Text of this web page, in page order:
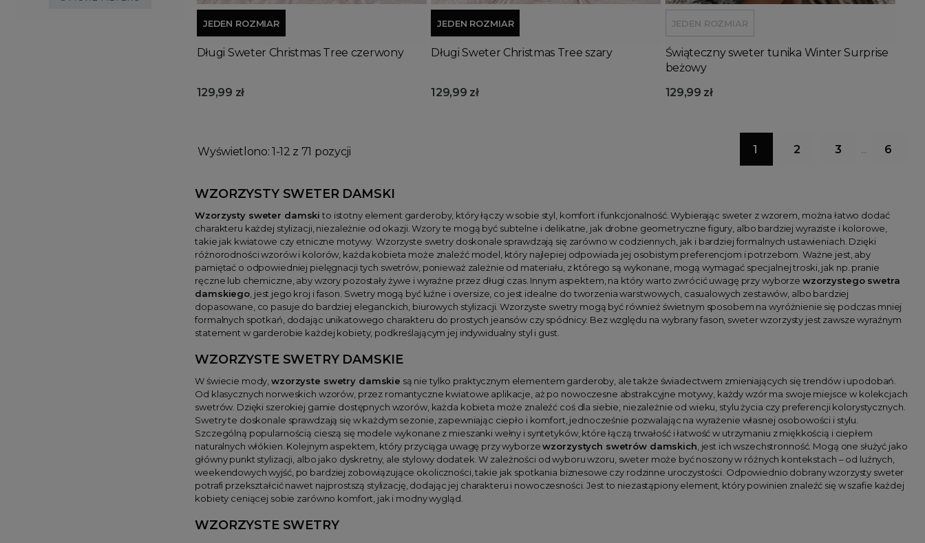
JEDEN ROZMIAR
Długi Sweter Christmas Tree czerwony
129,99 zł
JEDEN ROZMIAR
Długi Sweter Christmas Tree szary
129,99 zł
JEDEN ROZMIAR
Świąteczny sweter tunika Winter Surprise
beżowy
129,99 zł
Wyświetlono: 1-12 z 71 pozycji 1 2 3 … 6
WZORZYSTY SWETER DAMSKI
Wzorzysty sweter damski to istotny element garderoby, który łączy w sobie styl, komfort i funkcjonalność. Wybierając sweter z wzorem, można łatwo dodać
charakteru każdej stylizacji, niezależnie od okazji. Wzory te mogą być subtelne i delikatne, jak drobne geometryczne figury, albo bardziej wyraziste i kolorowe,
takie jak kwiatowe czy etniczne motywy. Wzorzyste swetry doskonale sprawdzają się zarówno w codziennych, jak i bardziej formalnych ustawieniach. Dzięki
różnorodności wzorów i kolorów, każda kobieta może znaleźć model, który najlepiej odpowiada jej osobistym preferencjom i potrzebom. Ważne jest, aby
pamiętać o odpowiedniej pielęgnacji tych swetrów, ponieważ zależnie od materiału, z którego są wykonane, mogą wymagać specjalnej troski, jak np. pranie
ręczne lub chemiczne, aby wzory pozostały żywe i wyraźne przez długi czas. Innym aspektem, na który warto zwrócić uwagę przy wyborze wzorzystego swetra
damskiego, jest jego kroj i fason. Swetry mogą być luźne i oversize, co jest idealne do tworzenia warstwowych, casualowych zestawów, albo bardziej
dopasowane, co pasuje do bardziej eleganckich, biurowych stylizacji. Wzorzyste swetry mogą być również świetnym sposobem na wyróżnienie się podczas mniej
formalnych spotkań, dodając unikatowego charakteru do prostych jeansów czy spódnicy. Bez względu na wybrany fason, sweter wzorzysty jest zawsze wyraźnym
statement w garderobie każdej kobiety, podkreślającym jej indywidualny styl i gust.
WZORZYSTE SWETRY DAMSKIE
W świecie mody,wzorzyste swetry damskie są nie tylko praktycznym elementem garderoby, ale także świadectwem zmieniających się trendów i upodobań.
Od klasycznych norweskich wzorów, przez romantyczne kwiatowe aplikacje, aż po nowoczesne abstrakcyjne motywy, każdy wzór ma swoje miejsce w kolekcjach
swetrów. Dzięki szerokiej gamie dostępnych wzorów, każda kobieta może znaleźć coś dla siebie, niezależnie od wieku, stylu życia czy preferencji kolorystycznych.
Swetry te doskonale sprawdzają się w każdym sezonie, zapewniając ciepło i komfort, jednocześnie pozwalając na wyrażenie własnej osobowości i stylu.
Szczególną popularnością cieszą się modele wykonane z mieszanki wełny i syntetyków, które łączą trwałość i łatwość w utrzymaniu z miękkością i ciepłem
naturalnych włókien. Kolejnym aspektem, który przyciąga uwagę przy wyborzewzorzystych swetrów damskich, jest ich wszechstronność. Mogą one służyć jako
główny punkt stylizacji, albo jako dyskretny, ale stylowy dodatek. W zależności od wyboru wzoru, sweter może być noszony w różnych kontekstach – od luźnych,
weekendowych wyjść, po bardziej zobowiązujące okoliczności, takie jak spotkania biznesowe czy rodzinne uroczystości. Odpowiednio dobrany wzorzysty sweter
potrafi przekształcić nawet najprostszą stylizację, dodając jej charakteru i nowoczesności. Jest to niezastąpiony element, który powinien znaleźć się w szafie każdej
kobiety ceniącej sobie zarówno komfort, jak i modny wygląd.
WZORZYSTE SWETRY